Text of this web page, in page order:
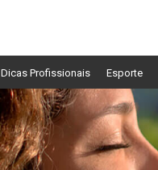
Dicas Profissionais Esporte